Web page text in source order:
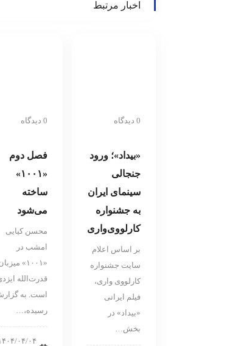
اخبار مرتبط
0 دیدگاه
«بیداد»؛ ورود
جنجالی
سینمای ایران
به جشنواره
کارلووی‌واری
بر اساس اعلام
سایت جشنواره
کارلووی واری،
فیلم ایرانی
«بیداد» در
بخش…
0 دیدگاه
فصل دوم
«۱۰۰۱»
ساخته
می‌شود
محسن کیایی
امشب در
«۱۰۰۱»
قدرت‌الله
است. به
رسیده،…
۱۴۰۴/۰۴/